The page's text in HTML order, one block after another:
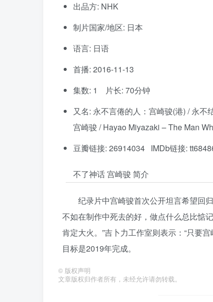
出品方: NHK
制片国家/地区: 日本
语言: 日语
首播: 2016-11-13
集数: 1 片长: 70分钟
又名: 永不言倦的人：宫崎骏(港) / 永
宫崎骏 / Hayao Miyazaki – The Man
豆瓣链接: 26914034 IMDb链接:
不了神话 宫崎骏 简介
纪录片中宫崎骏首次公开坦言希望回
不如在制作中死去的好，做点什么总比惦
肯定大火。”吉卜力工作室则表示：“只要
目标是2019年完成。
© 版权声明
文章版权归作者所有，未经允许请勿转载。